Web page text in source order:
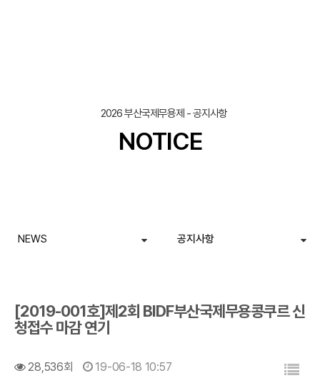
2026 부산국제무용제 - 공지사항
NOTICE
NEWS 공지사항
[2019-001호]제2회 BIDF부산국제무용콩쿠르 신
청접수 마감 연기
28,536회 19-06-18 10:57